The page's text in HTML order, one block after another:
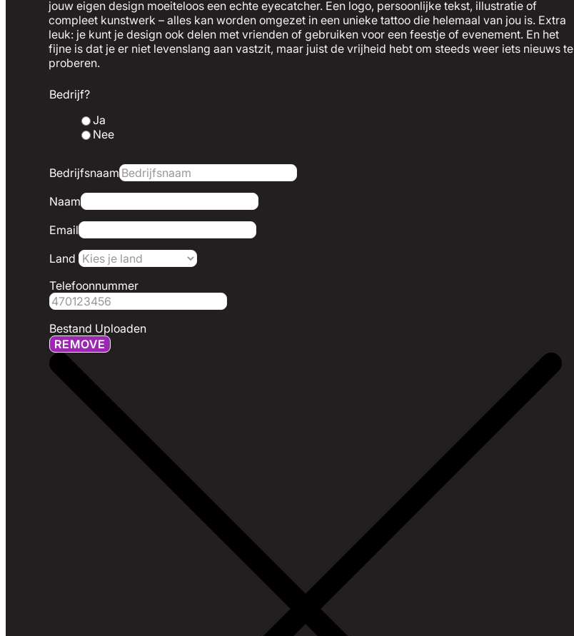
jouw eigen design moeiteloos een echte eyecatcher. Een logo, persoonlijke tekst, illustratie of
compleet kunstwerk – alles kan worden omgezet in een unieke tattoo die helemaal van jou is. Extra
leuk: je kunt je design ook delen met vrienden of gebruiken voor een feestje of evenement. En het
fijne is dat je er niet levenslang aan vastzit, maar juist de vrijheid hebt om steeds weer iets nieuws te
proberen.
Bedrijf?
Ja
Nee
Bedrijfsnaam
Naam
Email
Land
Telefoonnummer
Bestand Uploaden
REMOVE